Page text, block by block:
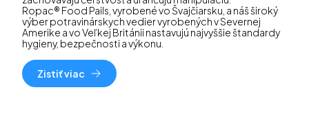
Ropac® Food Pails, vyrobené vo Švajčiarsku, a náš široký
výber potravinárskych vedier vyrobených v Severnej
Amerike a vo Veľkej Británii nastavujú najvyššie štandardy
hygieny, bezpečnosti a výkonu.
Zistiť viac